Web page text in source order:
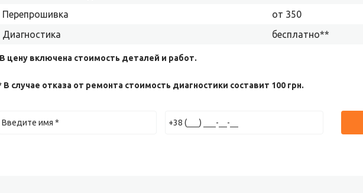
Перепрошивка
от 350
Диагностика
бесплатно**
цену включена стоимость деталей и работ.
В случае отказа от ремонта стоимость диагностики составит 100 грн.